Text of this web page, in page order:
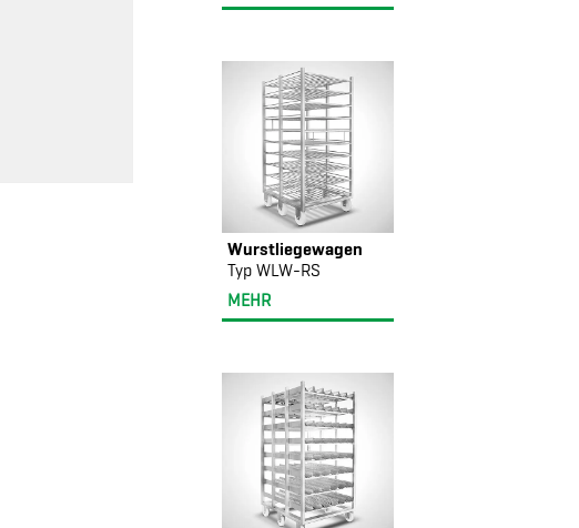
Wurstliegewagen
Typ WLW-RS
MEHR